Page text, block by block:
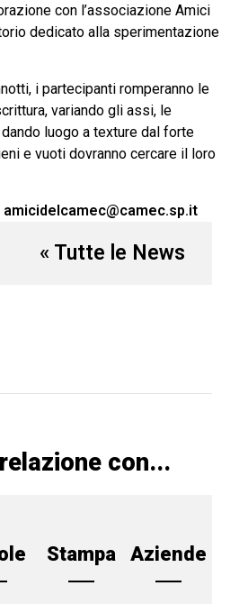
con l’associazione Amici
dedicato alla sperimentazione
i partecipanti romperanno le
variando gli assi, le
luogo a texture dal forte
e vuoti dovranno cercare il loro
amicidelcamec@camec.sp.it
« Tutte le News
con...
Stampa Aziende